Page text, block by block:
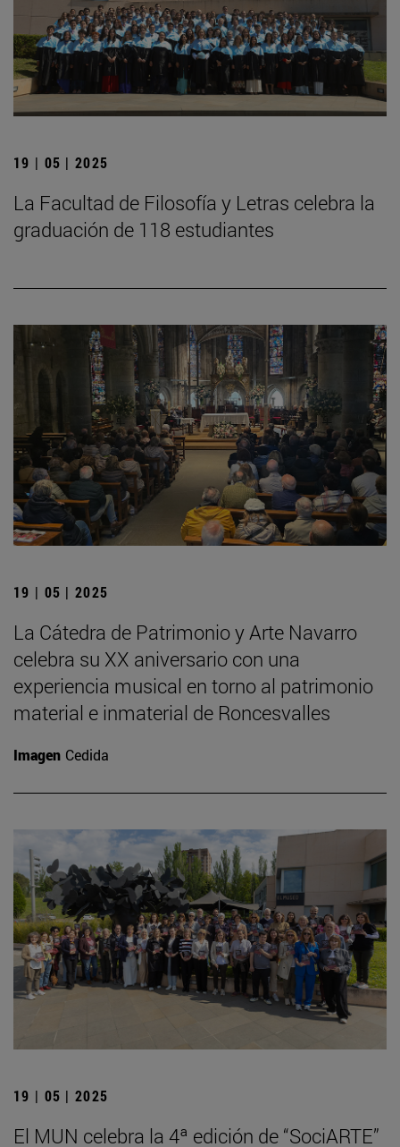
19 | 05 | 2025
La Facultad de Filosofía y Letras celebra la
graduación de 118 estudiantes
19 | 05 | 2025
La Cátedra de Patrimonio y Arte Navarro
celebra su XX aniversario con una
experiencia musical en torno al patrimonio
material e inmaterial de Roncesvalles
Imagen Cedida
19 | 05 | 2025
El MUN celebra la 4ª edición de “SociARTE”